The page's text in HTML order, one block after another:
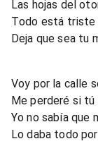
Las hojas del
Todo está triste
Deja que sea tu
Voy por la calle
Me perderé si
Yo no sabía que
Lo daba todo